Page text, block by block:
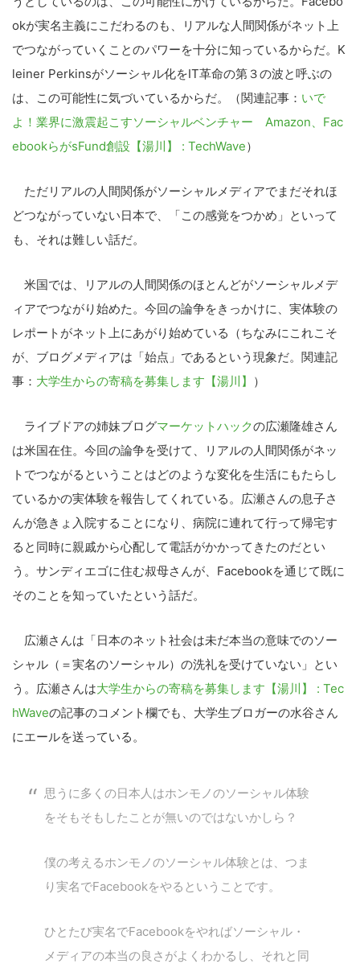
okが実名主義にこだわるのも、リアルな人間関係がネット上
でつながっていくことのパワーを十分に知っているからだ。K
leiner Perkinsがソーシャル化をIT革命の第３の波と呼ぶの
は、この可能性に気づいているからだ。（関連記事： いで
よ！業界に激震起こすソーシャルベンチャー Amazon、Fac
ebookらがsFund創設【湯川】 : TechWave）
ただリアルの人間関係がソーシャルメディアでまだそれほ
どつながっていない日本で、「この感覚をつかめ」といって
も、それは難しい話だ。
米国では、リアルの人間関係のほとんどがソーシャルメデ
ィアでつながり始めた。今回の論争をきっかけに、実体験の
レポートがネット上にあがり始めている（ちなみにこれこそ
が、ブログメディアは「始点」であるという現象だ。関連記
事： 大学生からの寄稿を募集します【湯川】 ）
ライブドアの姉妹ブログマーケットハックの広瀬隆雄さん
は米国在住。今回の論争を受けて、リアルの人間関係がネッ
トでつながるということはどのような変化を生活にもたらし
ているかの実体験を報告してくれている。広瀬さんの息子さ
んが急きょ入院することになり、病院に連れて行って帰宅す
ると同時に親戚から心配して電話がかかってきたのだとい
う。サンディエゴに住む叔母さんが、Facebookを通じて既に
そのことを知っていたという話だ。
広瀬さんは「日本のネット社会は未だ本当の意味でのソー
シャル（＝実名のソーシャル）の洗礼を受けていない」とい
う。広瀬さんは大学生からの寄稿を募集します【湯川】 : Tec
hWaveの記事のコメント欄でも、大学生ブロガーの水谷さん
にエールを送っている。
思うに多くの日本人はホンモノのソーシャル体験
をそもそもしたことが無いのではないかしら？
僕の考えるホンモノのソーシャル体験とは、つま
り実名でFacebookをやるということです。
ひとたび実名でFacebookをやればソーシャル・
メディアの本当の良さがよくわかるし、それと同